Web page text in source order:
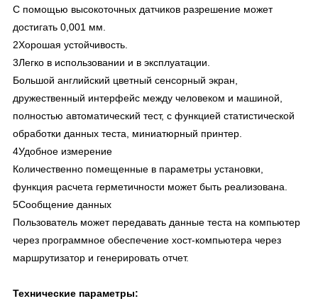
С помощью высокоточных датчиков разрешение может
достигать 0,001 мм.
2Хорошая устойчивость.
3Легко в использовании и в эксплуатации.
Большой английский цветный сенсорный экран,
дружественный интерфейс между человеком и машиной,
полностью автоматический тест, с функцией статистической
обработки данных теста, миниатюрный принтер.
4Удобное измерение
Количественно помещенные в параметры установки,
функция расчета герметичности может быть реализована.
5Сообщение данных
Пользователь может передавать данные теста на компьютер
через программное обеспечение хост-компьютера через
маршрутизатор и генерировать отчет.
Технические параметры: